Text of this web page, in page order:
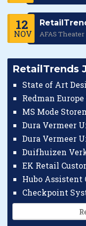
12
NOV AFAS Theater
RetailTrends
State of Art
Redman
MS Mode
Dura Vermeer
Dura Vermeer
Duifhuizen
EK Retail
Hubo Assistent